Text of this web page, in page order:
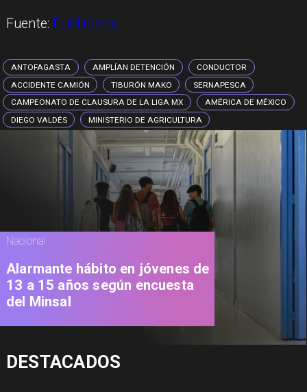
Fuente: Publimetro
ANTOFAGASTA AMPLÍAN DETENCIÓN
CONDUCTOR
ACCIDENTE CAMIÓN
TIBURÓN MAKO
SERNAPESCA
CAMPEONATO DE CLAUSURA DE LA LIGA MX
AMÉRICA DE MÉXICO
DIEGO VALDÉS
MINISTERIO DE AGRICULTURA
Nacional
Alarmante hábito en jóvenes de
13 a 15 años según encuesta
del Minsal
DESTACADOS